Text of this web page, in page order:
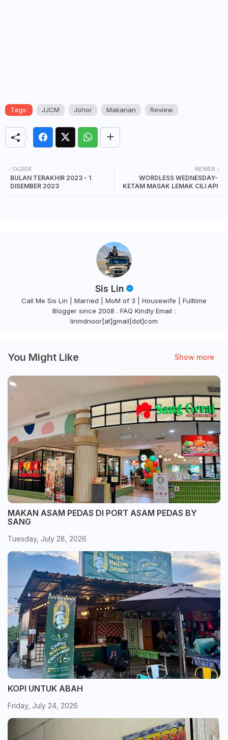
Tags: JJCM Johor Makanan Review
NEWER
WORDLESS WEDNESDAY-
KETAM MASAK LEMAK CILI API
OLDER
BULAN TERAKHIR 2023 - 1
DISEMBER 2023
Sis Lin
Call Me Sis Lin | Married | MoM of 3 | Housewife | Fulltime
Blogger since 2008 . FAQ Kindly Email :
linmdnoor[at]gmail[dot]com
You Might Like Show more
MAKAN ASAM PEDAS DI PORT ASAM PEDAS BY
SANG
Tuesday, July 28, 2026
KOPI UNTUK ABAH
Friday, July 24, 2026